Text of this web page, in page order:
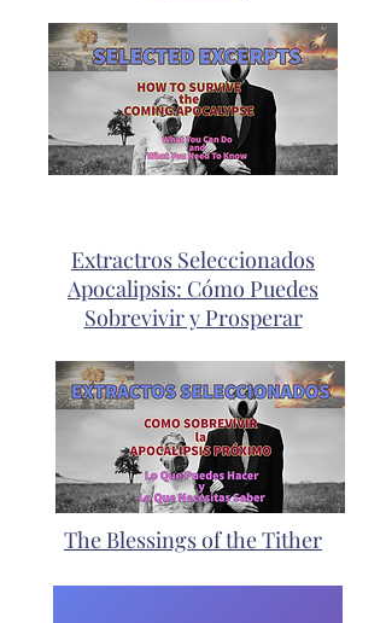
Extractros Seleccionados
Apocalipsis: Cómo Puedes
Sobrevivir y Prosperar
The Blessings of the Tither